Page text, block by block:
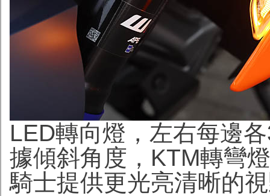
LED轉向燈，左右每邊
據傾斜角度，KTM轉彎
騎士提供更光亮清晰的